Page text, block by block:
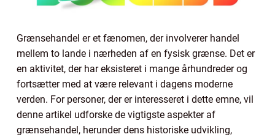
Grænsehandel er et fænomen, der involverer handel
mellem to lande i nærheden af en fysisk grænse. Det er
en aktivitet, der har eksisteret i mange århundreder og
fortsætter med at være relevant i dagens moderne
verden. For personer, der er interesseret i dette emne, vil
denne artikel udforske de vigtigste aspekter af
grænsehandel, herunder dens historiske udvikling,